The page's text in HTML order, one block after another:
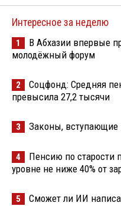
Интересное за неделю
1
В Абхазии впервые
молодёжный форум
2
Соцфонд: Средняя
превысила 27,2 тысячи
3 Законы, вступающие
4
Пенсию по старости
уровне не ниже 40% от
5 Сможет ли ИИ